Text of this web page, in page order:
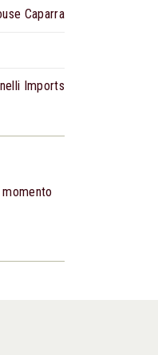
Caparra
Imports